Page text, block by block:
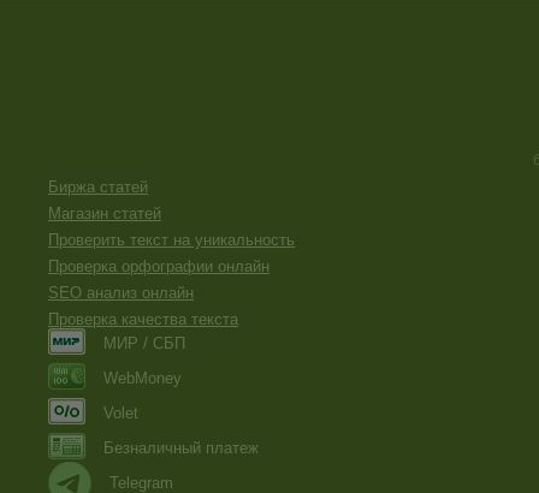
Биржа статей
Магазин статей
Проверить текст на уникальность
Проверка орфографии онлайн
SEO анализ онлайн
Проверка качества текста
МИР / СБП
WebMoney
Volet
Безналичный платеж
Telegram